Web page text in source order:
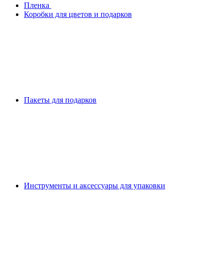
Плeнка
Коробки для цветов и подарков
Пакеты для подарков
Инструменты и аксессуары для упаковки